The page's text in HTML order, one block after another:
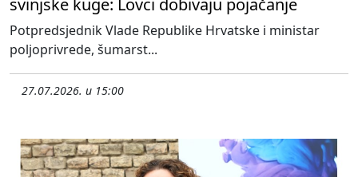
svinjske kuge: Lovci dobivaju pojačanje
Potpredsjednik Vlade Republike Hrvatske i ministar
poljoprivrede, šumarst...
27.07.2026. u 15:00